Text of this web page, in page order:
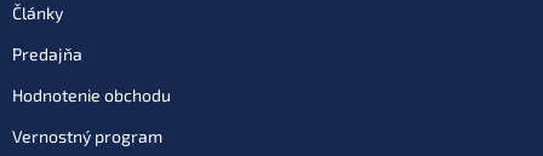
Články
Predajňa
Hodnotenie obchodu
Vernostný program